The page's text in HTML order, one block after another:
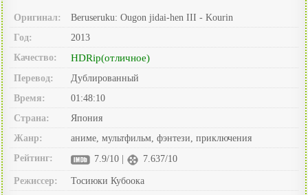
Оригинал:
Beruseruku: Ougon jidai-hen III - Kourin
Год:
2013
Качество:
HDRip(отличное)
Перевод:
Дублированный
Время:
01:48:10
Страна:
Япония
Жанр:
аниме, мультфильм, фэнтези, приключения
Рейтинг:
7.9/10 | 7.637/10
Режиссер:
Тосиюки Кубоока